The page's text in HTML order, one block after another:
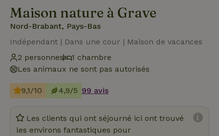
Maison nature à Grave
Nord-Brabant, Pays-Bas
Indépendant | Dans une cour | Maison de vacances
2 personnes
1 chambre
Les animaux ne sont pas autorisés
9,1/10 4,9/5 99 avis
Les clients qui ont séjourné ici ont trouvé
les environs fantastiques pour